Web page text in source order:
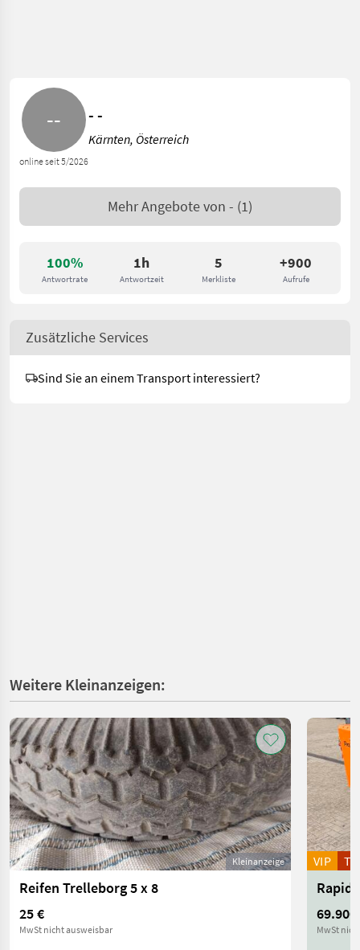
100%
Antwortrate
1h
Antwortzeit
5
Merkliste
+900
Aufrufe
online seit 5/2026
- -
Kärnten, Österreich
Mehr Angebote von - (1)
Zusätzliche Services
Sind Sie an einem Transport interessiert?
Weitere Kleinanzeigen:
Kleinanzeige
Reifen Trelleborg 5 x 8
25 €
MwSt nicht ausweisbar
VIP
69.900
MwSt